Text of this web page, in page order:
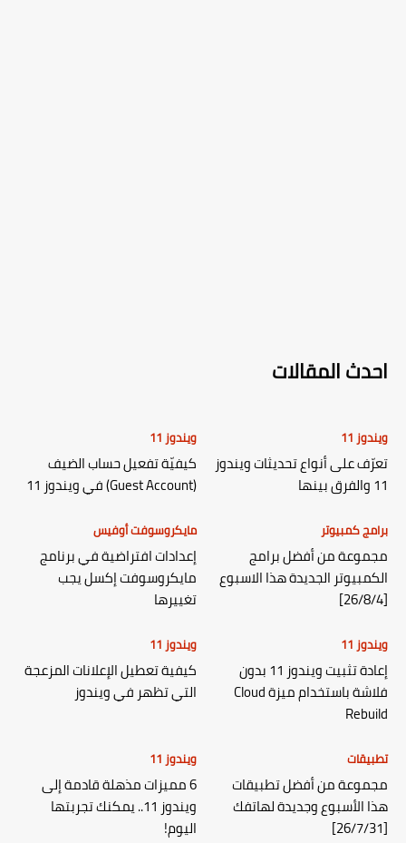
احدث المقالات
ويندوز 11
تعرّف على أنواع تحديثات ويندوز
11 والفرق بينها
ويندوز 11
كيفيّة تفعيل حساب الضيف
(Guest Account) في ويندوز 11
برامج كمبيوتر
مجموعة من أفضل برامج
الكمبيوتر الجديدة هذا الاسبوع
[26/8/4]
مايكروسوفت أوفيس
إعدادات افتراضية في برنامج
مايكروسوفت إكسل يجب
تغييرها
ويندوز 11
إعادة تثبيت ويندوز 11 بدون
فلاشة باستخدام ميزة Cloud
Rebuild
ويندوز 11
كيفية تعطيل الإعلانات المزعجة
التي تظهر في ويندوز
تطبيقات
مجموعة من أفضل تطبيقات
هذا الأسبوع وجديدة لهاتفك
[26/7/31]
ويندوز 11
6 مميزات مذهلة قادمة إلى
ويندوز 11.. يمكنك تجربتها
اليوم!